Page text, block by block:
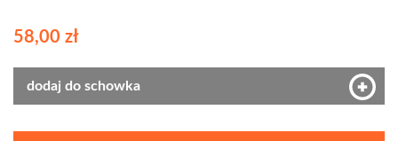
58,00 zł
dodaj do schowka